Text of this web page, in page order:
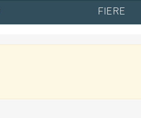
FIERE